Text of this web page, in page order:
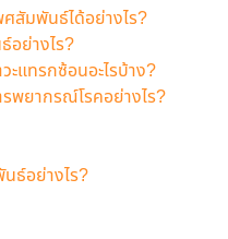
สัมพันธ์ได้อย่างไร?
อย่างไร?
แทรกซ้อนอะไรบ้าง?
พยากรณ์โรคอย่างไร?
ธ์อย่างไร?